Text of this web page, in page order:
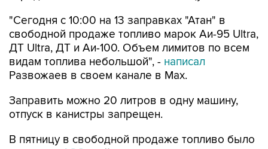
"Сегодня с 10:00 на 13 заправках "Атан" в
свободной продаже топливо марок Аи-95 Ultra,
ДТ Ultra, ДТ и Аи-100. Объем лимитов по всем
видам топлива небольшой", - написал
Развожаев в своем канале в Max.
Заправить можно 20 литров в одну машину,
отпуск в канистры запрещен.
В пятницу в свободной продаже топливо было